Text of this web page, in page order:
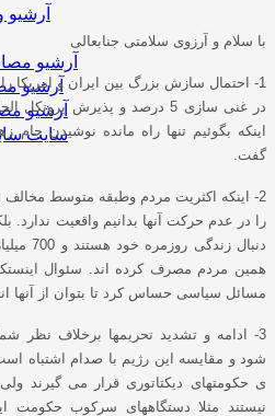
آرشیو
آرشیو
آرشیو
سایت
با سلام و آرزوی سلامتی جنابعالی
1- احتمال سازش بزرگ بین ایران و امریکا
در غنی سازی 5 درصد و پذیرش
اینکه بگوئیم تنها راه مانده نوشیدن
گفت.
2- اینکه اکثریت مردم وطبقه متوسط
را در عدم حرکت آنها بدانیم واقعیت ندارد.
همین مردم مصرف کرده اند. سئوال
مسائل سیاسی حساس کرد تا بتوان از آنها
3- ادامه و تشدید تحریمها برخلاف نظر
شود و مقایسه این رژیم با صدام اشتباه
ی حکومتهای دیکتاتوری قرار می گیرند
نیستند مثلا دستگاههای سرکوب حکومت